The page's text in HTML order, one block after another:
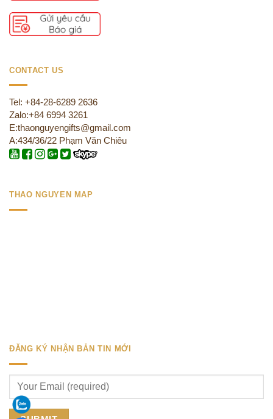
CONTACT US
Tel: +84-28-6289 2636
Zalo:+84 6994 3261
E:thaonguyengifts@gmail.com
A:434/36/22 Phạm Văn Chiêu
THAO NGUYEN MAP
ĐĂNG KÝ NHẬN BẢN TIN MỚI